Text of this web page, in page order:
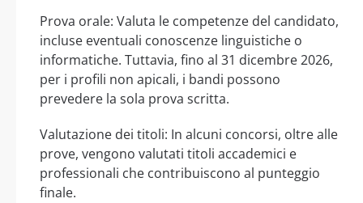
Prova orale: Valuta le competenze del candidato,
incluse eventuali conoscenze linguistiche o
informatiche. Tuttavia, fino al 31 dicembre 2026,
per i profili non apicali, i bandi possono
prevedere la sola prova scritta.
Valutazione dei titoli: In alcuni concorsi, oltre alle
prove, vengono valutati titoli accademici e
professionali che contribuiscono al punteggio
finale.